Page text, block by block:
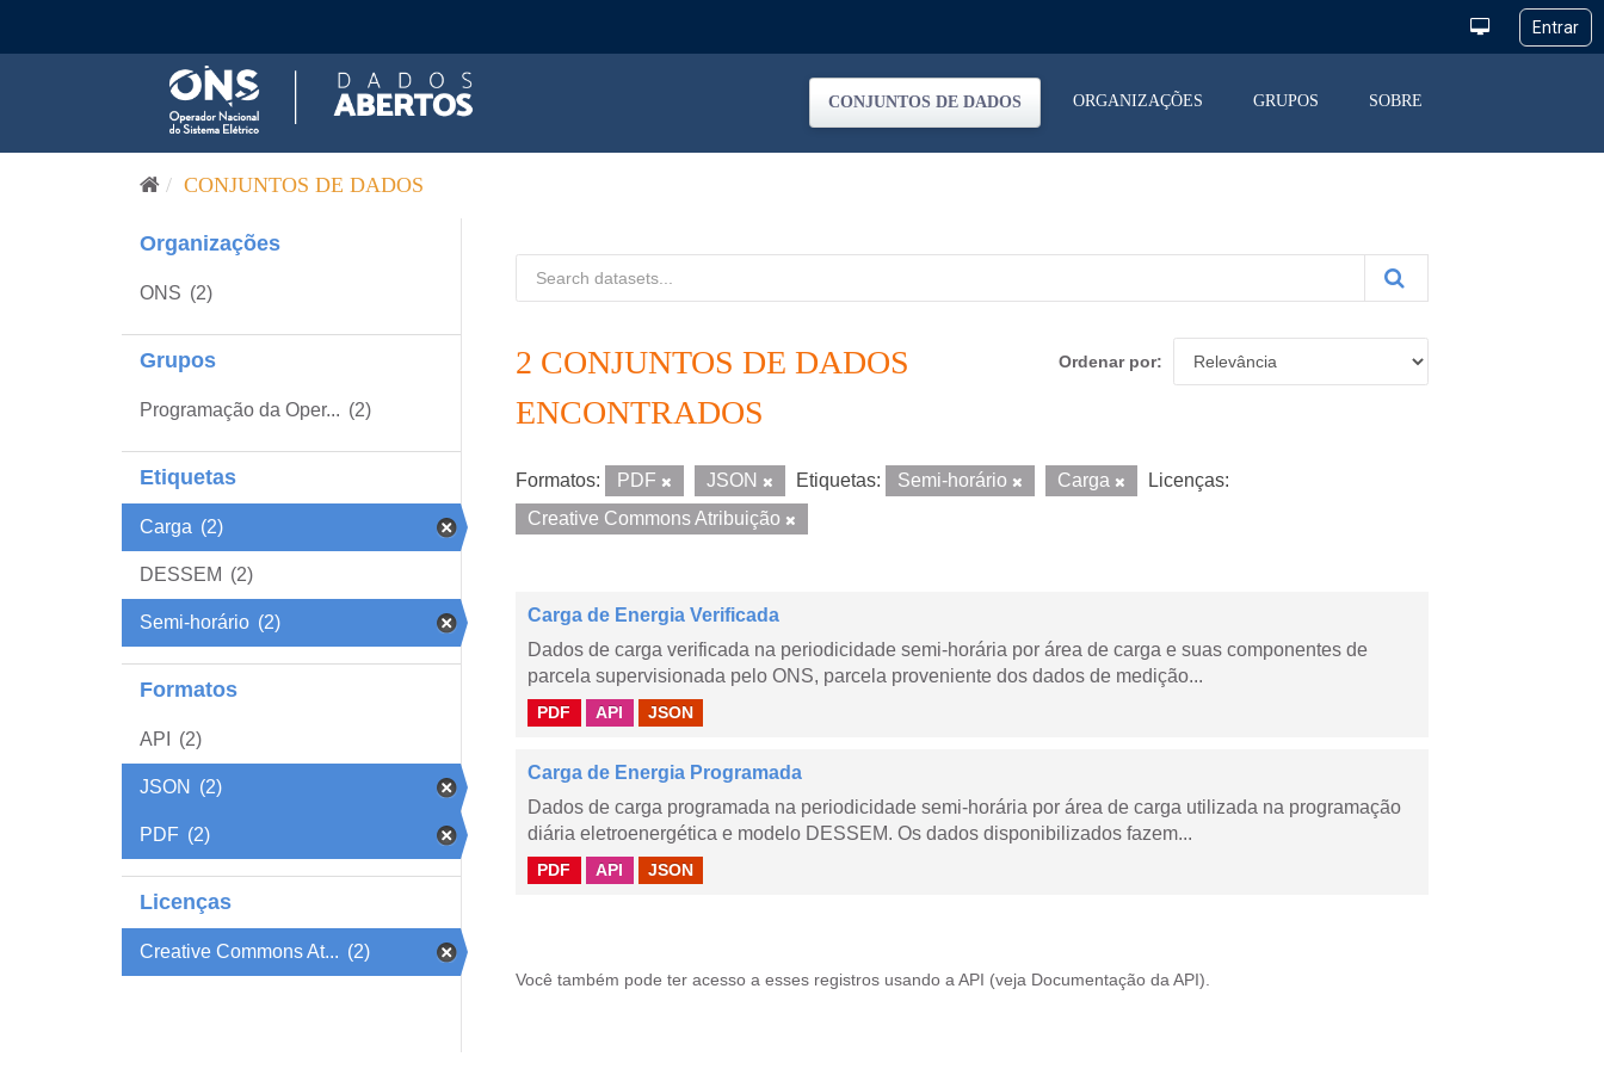
CONJUNTOS DE DADOS ORGANIZAÇÕES GRUPOS SOBRE
CONJUNTOS DE DADOS
Organizações
ONS (2)
Grupos
Programação da Oper... (2)
Etiquetas
Carga (2)
DESSEM (2)
Semi-horário (2)
Formatos
API (2)
JSON (2)
PDF (2)
Licenças
Creative Commons At... (2)
Ordenar por
2 CONJUNTOS DE DADOS
ENCONTRADOS
Formatos: PDF JSON Etiquetas: Semi-horário Carga
Licenças:
Creative Commons Atribuição
Carga de Energia Verificada
Dados de carga verificada na periodicidade semi-horária por área de carga e suas componentes de
parcela supervisionada pelo ONS, parcela proveniente dos dados de medição...
PDF API JSON
Carga de Energia Programada
Dados de carga programada na periodicidade semi-horária por área de carga utilizada na programação
diária eletroenergética e modelo DESSEM. Os dados disponibilizados fazem...
PDF API JSON
Você também pode ter acesso a esses registros usando a API (veja Documentação da API ).